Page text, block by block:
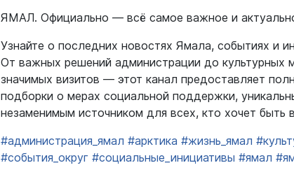
ЯМАЛ. Официально — всё самое важное и
Узнайте о последних новостях Ямала, событиях и
От важных решений администрации до культурных
значимых визитов — этот канал предоставляет
подборки о мерах социальной поддержки,
незаменимым источником для всех, кто хочет быть
#администрация_ямал #арктика #жизнь_ямал
#события_округ #социальные_инициативы #ямал